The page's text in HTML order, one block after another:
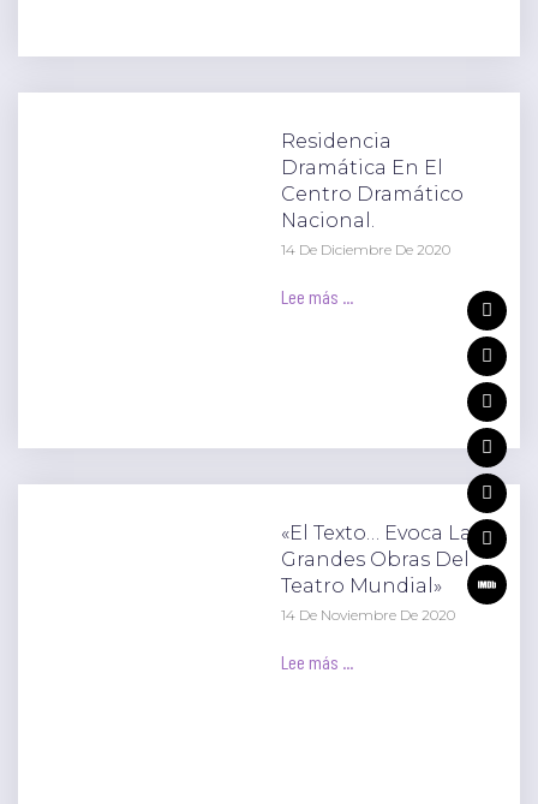
Residencia
Dramática En El
Centro Dramático
Nacional.
14 De Diciembre De 2020
Lee más ...
«El Texto… Evoca Las
Grandes Obras Del
Teatro Mundial»
14 De Noviembre De 2020
Lee más ...